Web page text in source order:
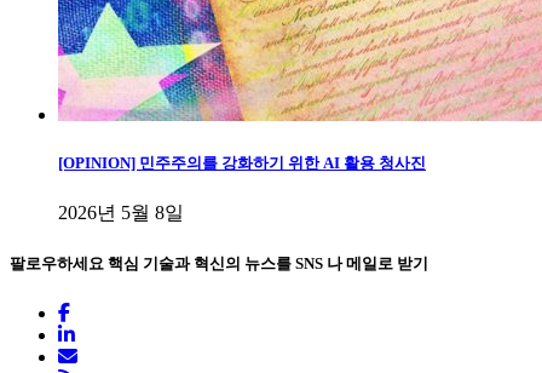
[OPINION] 민주주의를 강화하기 위한 AI 활용 청사진
2026년 5월 8일
팔로우하세요 핵심 기술과 혁신의 뉴스를 SNS 나 메일로 받기